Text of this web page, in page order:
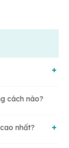
cách nào?
nhất?